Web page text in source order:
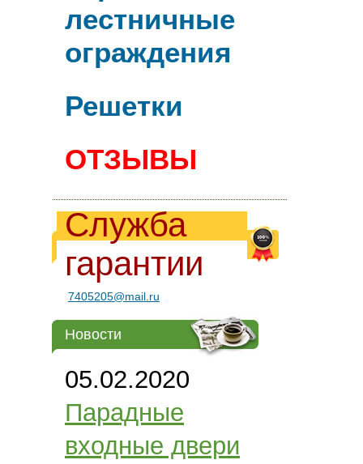
лестничные
ограждения
Решетки
ОТЗЫВЫ
Служба
гарантии
7405205@mail.ru
Новости
05.02.2020
Парадные
входные двери